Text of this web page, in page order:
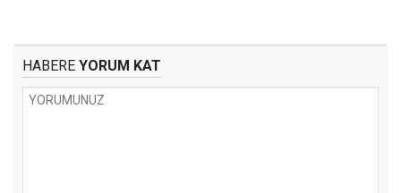
HABERE YORUM KAT